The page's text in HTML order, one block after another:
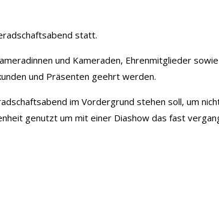
statt.
und Kameraden, Ehrenmitglieder
und Präsenten geehrt werden.
im Vordergrund stehen soll, um
genutzt um mit einer Diashow das fast